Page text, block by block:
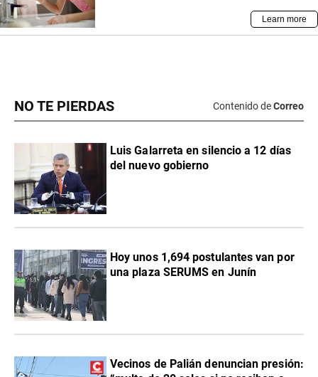
NO TE PIERDAS Contenido deCorreo
Luis Galarreta en silencio a 12 días
del nuevo gobierno
Hoy unos 1,694 postulantes van por
una plaza SERUMS en Junín
Vecinos de Palián denuncian presión: